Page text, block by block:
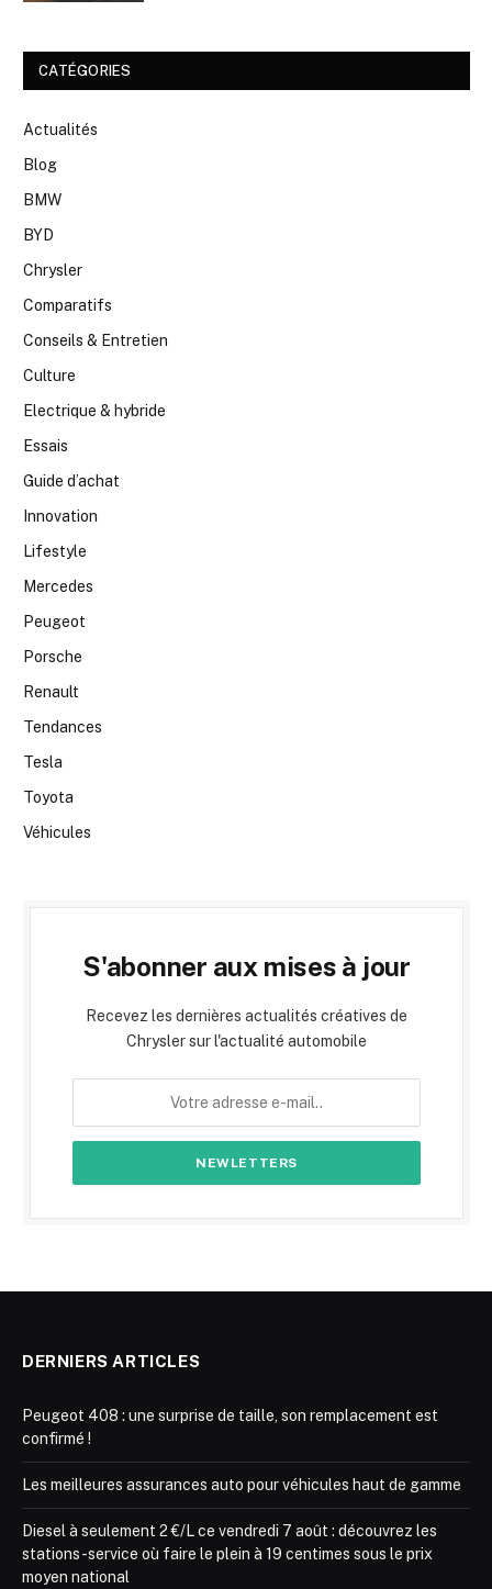
CATÉGORIES
Actualités
Blog
BMW
BYD
Chrysler
Comparatifs
Conseils & Entretien
Culture
Electrique & hybride
Essais
Guide d’achat
Innovation
Lifestyle
Mercedes
Peugeot
Porsche
Renault
Tendances
Tesla
Toyota
Véhicules
S'abonner aux mises à jour
Recevez les dernières actualités créatives de
Chrysler sur l'actualité automobile
DERNIERS ARTICLES
Peugeot 408 : une surprise de taille, son remplacement est
confirmé !
Les meilleures assurances auto pour véhicules haut de gamme
Diesel à seulement 2 €/L ce vendredi 7 août : découvrez les
stations-service où faire le plein à 19 centimes sous le prix
moyen national